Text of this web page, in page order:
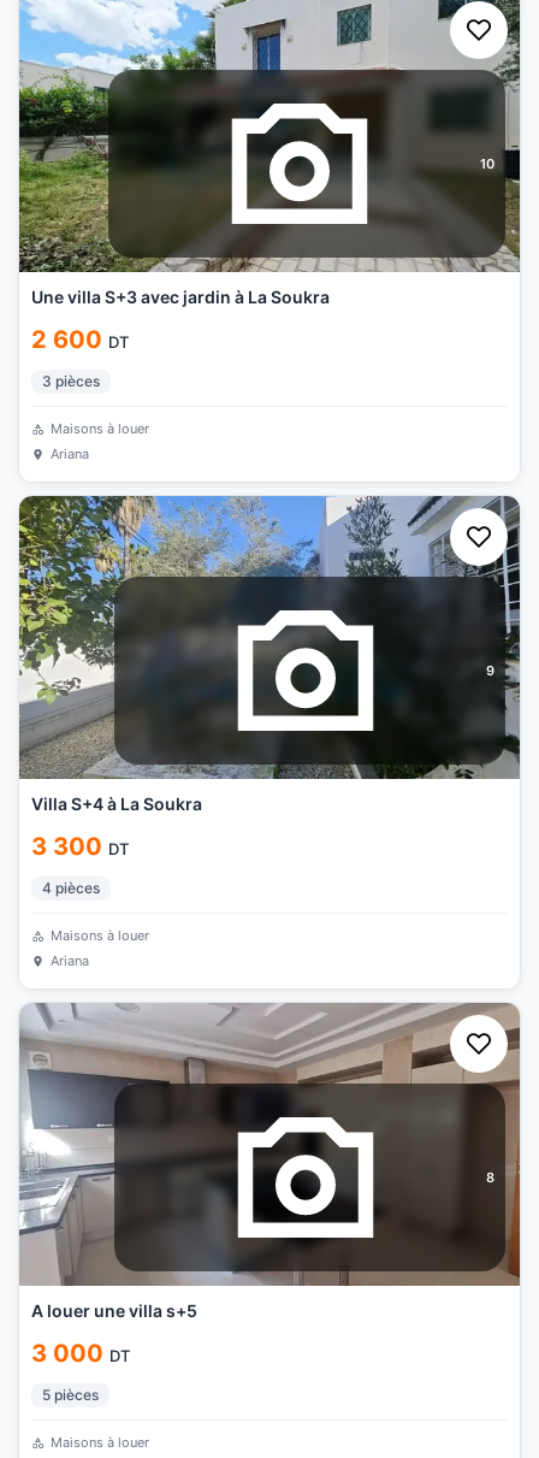
10
Une villa S+3 avec jardin à La Soukra
2 600 DT
3 pièces
Maisons à louer
Ariana
9
Villa S+4 à La Soukra
3 300 DT
4 pièces
Maisons à louer
Ariana
8
A louer une villa s+5
3 000 DT
5 pièces
Maisons à louer